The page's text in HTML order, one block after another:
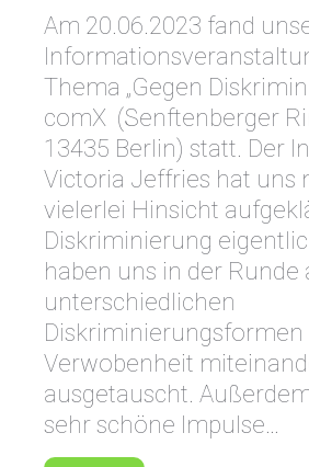
Am 20.06.2023 fand
Thema „Gegen
comX (Senftenberger
13435 Berlin) statt. Der
Victoria Jeffries hat uns
vielerlei Hinsicht
Diskriminierung
haben uns in der Runde
unterschiedlichen
Diskriminierungsformen
Verwobenheit
ausgetauscht.
sehr schöne Impulse…